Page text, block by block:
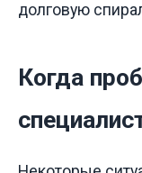
долговую
Когда